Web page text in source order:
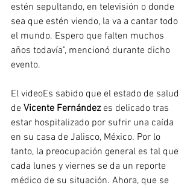
estén sepultando, en televisión o donde
sea que estén viendo, la va a cantar todo
el mundo. Espero que falten muchos
años todavía", mencionó durante dicho
evento.
El videoEs sabido que el estado de salud
de Vicente Fernández es delicado tras
estar hospitalizado por sufrir una caída
en su casa de Jalisco, México. Por lo
tanto, la preocupación general es tal que
cada lunes y viernes se da un reporte
médico de su situación. Ahora, que se